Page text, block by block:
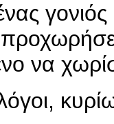
γονιός
να